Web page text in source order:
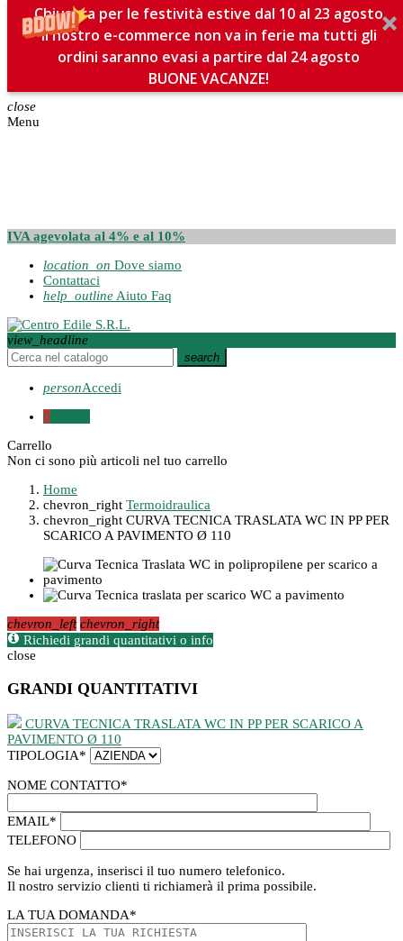
Chiusura per le festività estive dal 10 al 23 agosto
Il nostro e-commerce non va in ferie ma tutti gli
ordini saranno evasi a partire dal 24 agosto
BUONE VACANZE!
close
Menu
IVA agevolata al 4% e al 10%
location_on Dove siamo
Contattaci
help_outline Aiuto Faq
view_headline
search
personAccedi
0
Carrello
Non ci sono più articoli nel tuo carrello
Home
chevron_right Termoidraulica
chevron_right CURVA TECNICA TRASLATA WC IN PP PER
SCARICO A PAVIMENTO Ø 110
chevron_left chevron_right
Richiedi grandi quantitativi o info
close
GRANDI QUANTITATIVI
CURVA TECNICA TRASLATA WC IN PP PER SCARICO A
PAVIMENTO Ø 110
TIPOLOGIA*
NOME CONTATTO*
EMAIL*
TELEFONO
Se hai urgenza, inserisci il tuo numero telefonico.
Il nostro servizio clienti ti richiamerà il prima possibile.
LA TUA DOMANDA*